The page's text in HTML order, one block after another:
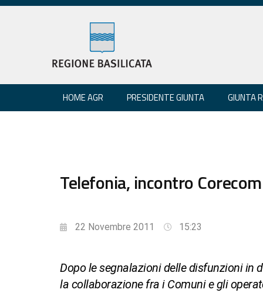
HOME AGR PRESIDENTE GIUNTA GIUNTA
Telefonia, incontro
22 Novembre 2011 15:23
Dopo le segnalazioni delle disfunzioni in
la collaborazione fra i Comuni e gli